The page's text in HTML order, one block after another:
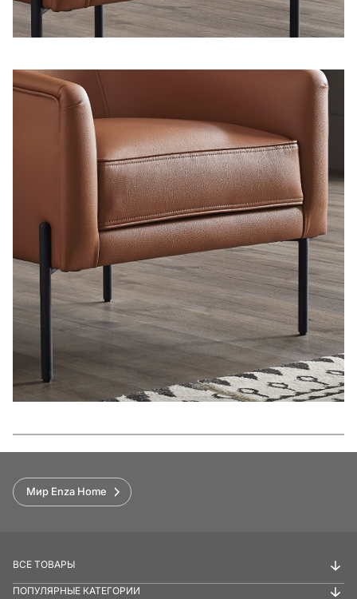
Функции
Мир Enza Home
ВСЕ ТОВАРЫ
ПОПУЛЯРНЫЕ КАТЕГОРИИ